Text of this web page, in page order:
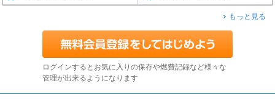
もっと見る
ログインするとお気に入りの保存や燃費記録など様々な
管理が出来るようになります